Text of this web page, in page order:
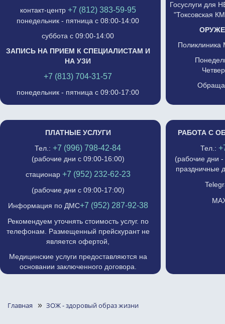
контакт-центр +7 (812) 383-59-95
понедельник - пятница с 08:00-14:00
суббота с 09:00-14:00
ЗАПИСЬ НА ПРИЕМ К СПЕЦИАЛИСТАМ И
НА УЗИ
+7 (813) 704-31-57
понедельник - пятница с 09:00-17:00
Госуслуги для
"Токсовская
Поликлиника
ПЛАТНЫЕ УСЛУГИ
Тел.: +7 (996) 798-42-84
(рабочие дни с 09:00-16:00)
стационар +7 (952) 232-62-23
(рабочие дни с 09:00-17:00)
Информация по ДМС+7 (952) 287-92-38
Рекомендуем уточнять стоимость услуг. по
телефонам. Размещенный прейскурант не
является офертой,
Медицинские услуги предоставляются на
основании заключенного договора.
РАБОТА С
Тел.:
(рабочие дни
праздничные
Главная » ЗОЖ - здоровый образ жизни